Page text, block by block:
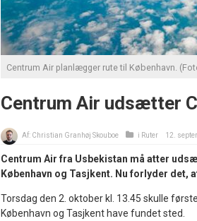
Centrum Air planlægger rute til København.
Centrum Air udsætter
Af: Christian Granhøj Skouboe i Ruter 12.
Centrum Air fra Usbekistan må atter
København og Tasjkent. Nu forlyder det,
Torsdag den 2. oktober kl. 13.45 skulle
København og Tasjkent have fundet sted.